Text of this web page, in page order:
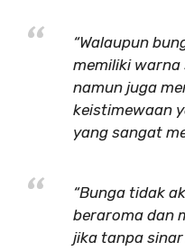
“Walaupun
memiliki warna
namun juga
keistimewaan
yang sangat
“Bunga tidak
beraroma dan
jika tanpa